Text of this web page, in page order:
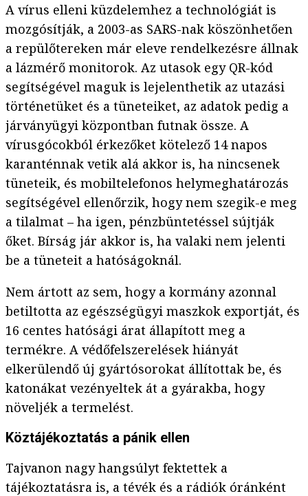
A vírus elleni küzdelemhez a technológiát is
mozgósítják, a 2003-as SARS-nak köszönhetően
a repülőtereken már eleve rendelkezésre állnak
a lázmérő monitorok. Az utasok egy QR-kód
segítségével maguk is lejelenthetik az utazási
történetüket és a tüneteiket, az adatok pedig a
járványügyi központban futnak össze. A
vírusgócokból érkezőket kötelező 14 napos
karanténnak vetik alá akkor is, ha nincsenek
tüneteik, és mobiltelefonos helymeghatározás
segítségével ellenőrzik, hogy nem szegik-e meg
a tilalmat – ha igen, pénzbüntetéssel sújtják
őket. Bírság jár akkor is, ha valaki nem jelenti
be a tüneteit a hatóságoknál.
Nem ártott az sem, hogy a kormány azonnal
betiltotta az egészségügyi maszkok exportját, és
16 centes hatósági árat állapított meg a
termékre. A védőfelszerelések hiányát
elkerülendő új gyártósorokat állítottak be, és
katonákat vezényeltek át a gyárakba, hogy
növeljék a termelést.
Köztájékoztatás a pánik ellen
Tajvanon nagy hangsúlyt fektettek a
tájékoztatásra is, a tévék és a rádiók óránként